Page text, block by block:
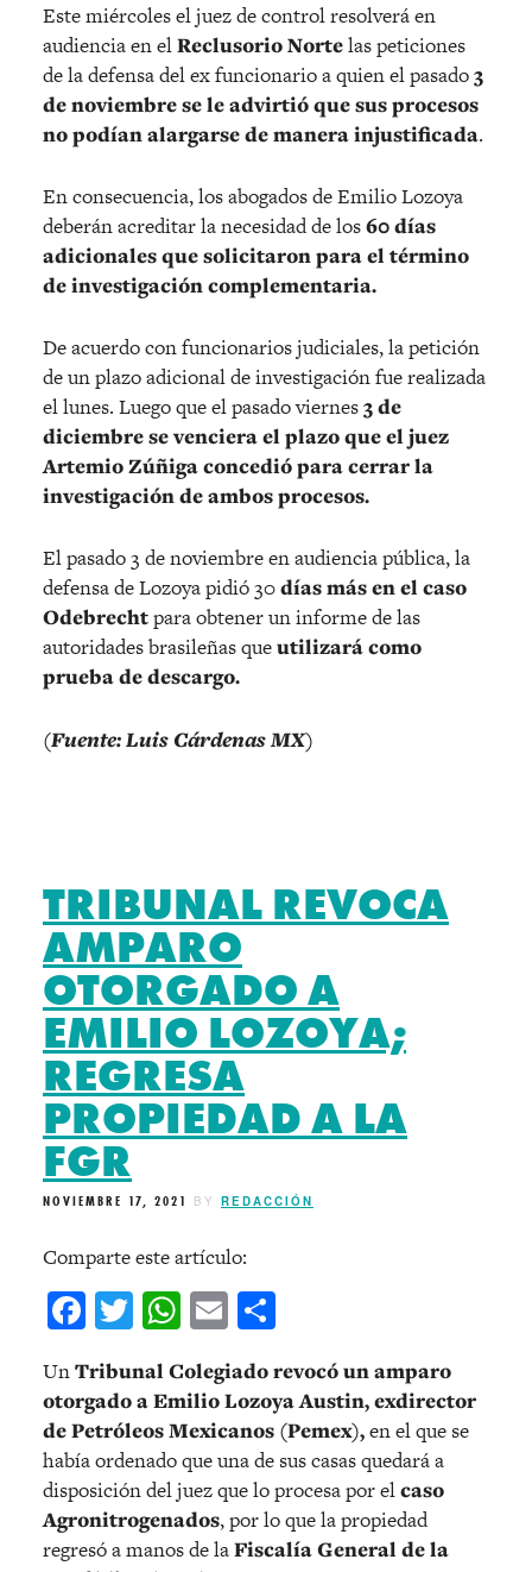
Este miércoles el juez de control resolverá en
audiencia en elReclusorio Nortelas peticiones
de la defensa del ex funcionario a quien el pasado3
de noviembre se le advirtió que sus procesos
no podían alargarse de manera injustificada.
En consecuencia, los abogados de Emilio Lozoya
deberán acreditar la necesidad de los60 días
adicionales que solicitaron para el término
de investigación complementaria.
De acuerdo con funcionarios judiciales, la petición
de un plazo adicional de investigación fue realizada
el lunes. Luego que el pasado viernes3 de
diciembre se venciera el plazo que el juez
Artemio Zúñiga concedió para cerrar la
investigación de ambos procesos.
El pasado 3 de noviembre en audiencia pública, la
defensa de Lozoya pidió 30días más en el caso
Odebrechtpara obtener un informe de las
autoridades brasileñas queutilizará como
prueba de descargo.
(Fuente: Luis Cárdenas MX)
TRIBUNAL REVOCA
AMPARO
OTORGADO A
EMILIO LOZOYA;
REGRESA
PROPIEDAD A LA
FGR
NOVIEMBRE 17, 2021 BY REDACCIÓN
Comparte este artículo:
Facebook
Twitter
WhatsApp
Email
UnTribunal Colegiado revocó un amparo
otorgado a Emilio Lozoya Austin, exdirector
de Petróleos Mexicanos (Pemex),en el que se
había ordenado que una de sus casas quedará a
disposición del juez que lo procesa por elcaso
Agronitrogenados, por lo que la propiedad
regresó a manos de laFiscalía General de la